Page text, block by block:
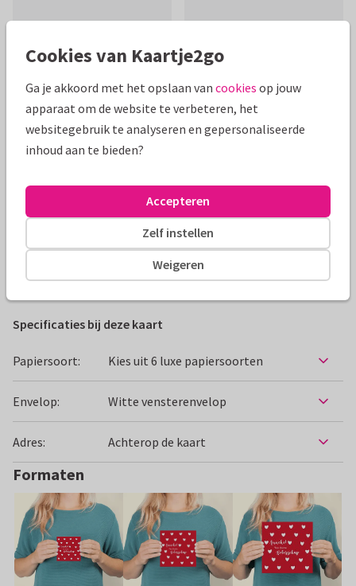
Productinformatie
Mooie beterschapskaart hartjes op rode achtergrond
binnenzijde kan je veranderen.
Alle kaarten zijn helemaal naar wens aan te passen
Beterschapskaarten Hans Elsenburg
Specificaties bij deze kaart
Papiersoort: Kies uit 6 luxe papiersoorten
Envelop: Witte vensterenvelop
Adres: Achterop de kaart
Formaten
Cookies van Kaartje2go
Ga je akkoord met het opslaan van cookies op jouw
apparaat om de website te verbeteren, het
websitegebruik te analyseren en gepersonaliseerde
inhoud aan te bieden?
Weigeren
Zelf instellen
Accepteren